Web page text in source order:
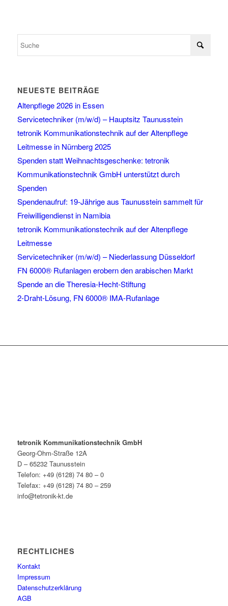
NEUESTE BEITRÄGE
Altenpflege 2026 in Essen
Servicetechniker (m/w/d) – Hauptsitz Taunusstein
tetronik Kommunikationstechnik auf der Altenpflege
Leitmesse in Nürnberg 2025
Spenden statt Weihnachtsgeschenke: tetronik
Kommunikationstechnik GmbH unterstützt durch
Spenden
Spendenaufruf: 19-Jährige aus Taunusstein sammelt für
Freiwilligendienst in Namibia
tetronik Kommunikationstechnik auf der Altenpflege
Leitmesse
Servicetechniker (m/w/d) – Niederlassung Düsseldorf
FN 6000® Rufanlagen erobern den arabischen Markt
Spende an die Theresia-Hecht-Stiftung
2-Draht-Lösung, FN 6000® IMA-Rufanlage
tetronik Kommunikationstechnik GmbH
Georg-Ohm-Straße 12A
D – 65232 Taunusstein
Telefon: +49 (6128) 74 80 – 0
Telefax: +49 (6128) 74 80 – 259
info@tetronik-kt.de
RECHTLICHES
Kontakt
Impressum
Datenschutzerklärung
AGB